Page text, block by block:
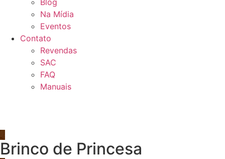
Blog
Na Mídia
Eventos
Contato
Revendas
SAC
FAQ
Manuais
Brinco de Princesa